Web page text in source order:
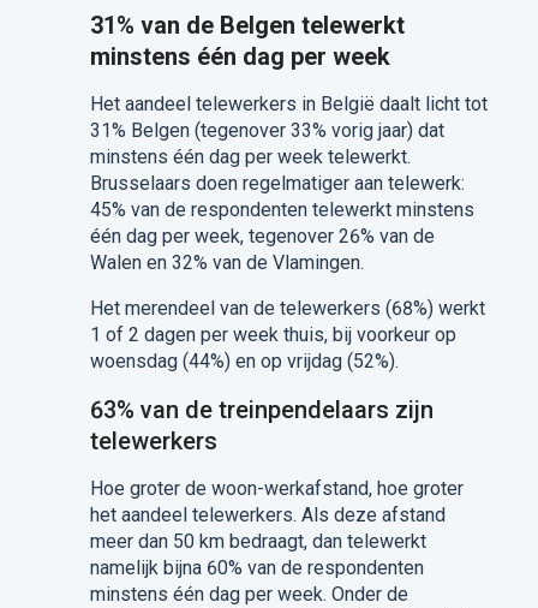
31% van de Belgen telewerkt
minstens één dag per week
Het aandeel telewerkers in België daalt licht tot
31% Belgen (tegenover 33% vorig jaar) dat
minstens één dag per week telewerkt.
Brusselaars doen regelmatiger aan telewerk:
45% van de respondenten telewerkt minstens
één dag per week, tegenover 26% van de
Walen en 32% van de Vlamingen.
Het merendeel van de telewerkers (68%) werkt
1 of 2 dagen per week thuis, bij voorkeur op
woensdag (44%) en op vrijdag (52%).
63% van de treinpendelaars zijn
telewerkers
Hoe groter de woon-werkafstand, hoe groter
het aandeel telewerkers. Als deze afstand
meer dan 50 km bedraagt, dan telewerkt
namelijk bijna 60% van de respondenten
minstens één dag per week. Onder de